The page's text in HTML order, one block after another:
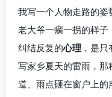
我写一个人物走路的
老大爷一瘸一拐的样
纠结反复的心理 ，是
写家乡夏天的雷雨，
道、雨点砸在窗户上的